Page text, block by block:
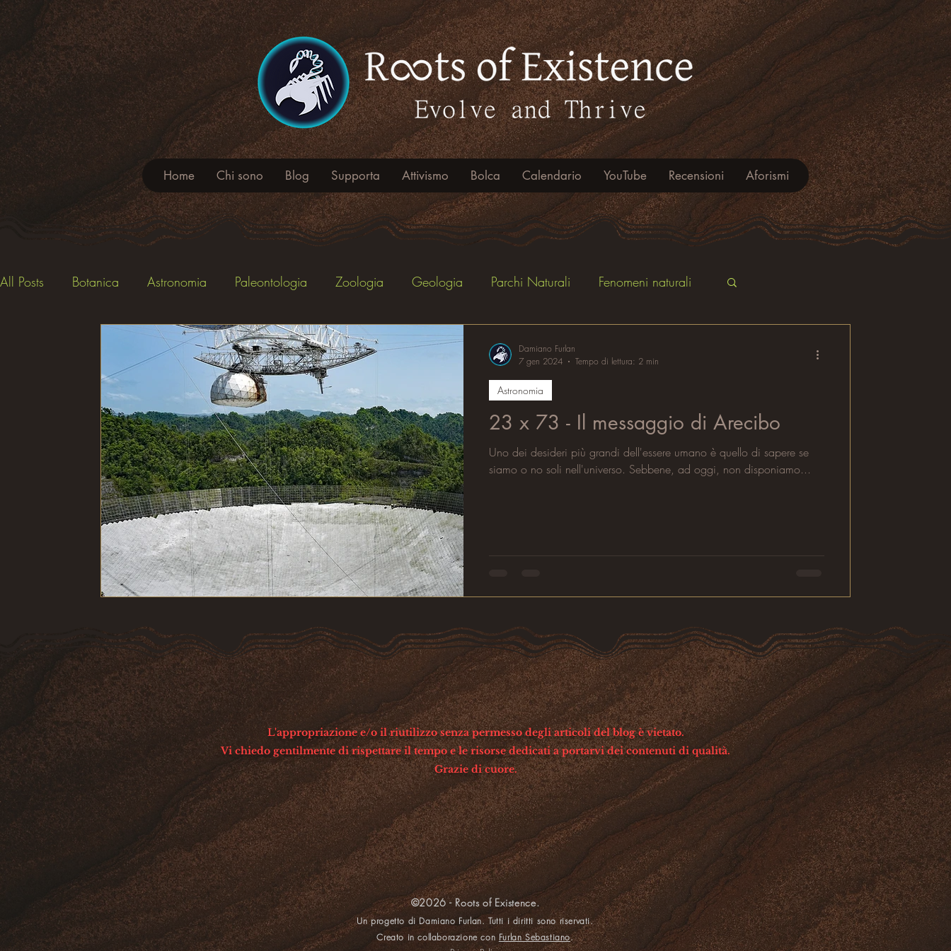
Home Chi sono Blog Supporta Attivismo Bolca Calendario YouTube Recensioni Aforismi
All Posts Botanica Astronomia Paleontologia Zoologia Geologia Parchi Naturali Fenomeni naturali
Microbiologia
23 x 73 - Il messaggio di Arecibo
Uno dei desideri più grandi dell'essere umano è quello di sapere se
siamo o no soli nell'universo. Sebbene, ad oggi, non disponiamo...
Astronomia
Damiano Furlan
7 gen 2024
Tempo di lettura: 2 min
L'appropriazione e/o il riutilizzo senza permesso degli articoli del blog è vietato.
Vi chiedo gentilmente di rispettare il tempo e le risorse dedicati a portarvi dei contenuti di qualità.
Grazie di cuore.
©2026 - Roots of Existence.
Un progetto di Damiano Furlan. Tutti i diritti sono riservati.
Creato in collaborazione con Furlan Sebastiano.